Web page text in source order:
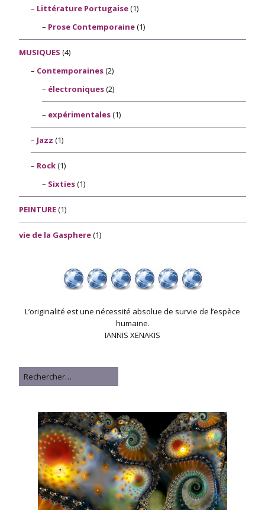
Littérature Portugaise(1)
Prose Contemporaine(1)
MUSIQUES (4)
Contemporaines(2)
électroniques(2)
expérimentales(1)
Jazz (1)
Rock(1)
Sixties(1)
PEINTURE(1)
vie de la Gasphere(1)
L’originalité est une nécessité absolue de survie de l’espèce
humaine.
IANNIS XENAKIS
Rechercher